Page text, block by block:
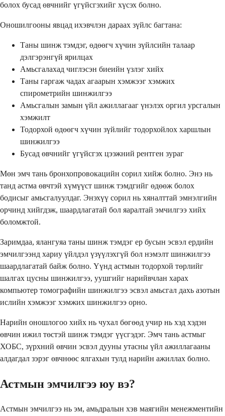
болох бусад өвчнийг үгүйсгэхийг хүсэх болно.
Оношилгооны явцад ихэвчлэн дараах зүйлс багтана:
Таны шинж тэмдэг, өдөөгч хүчин зүйлсийн талаар
дэлгэрэнгүй ярилцах
Амьсгалахад чиглэсэн биеийн үзлэг хийх
Таны гаргаж чадах агаарын хэмжээг хэмжих
спирометрийн шинжилгээ
Амьсгалын замын үйл ажиллагааг үнэлэх оргил урсгалын
хэмжилт
Тодорхой өдөөгч хүчин зүйлийг тодорхойлох харшлын
шинжилгээ
Бусад өвчнийг үгүйсгэх цээжний рентген зураг
Мөн эмч тань бронхопровокацийн сорил хийж болно. Энэ нь
танд астма өвчтэй хүмүүст шинж тэмдгийг өдөөж болох
бодисыг амьсгалуулдаг. Энэхүү сорил нь хяналттай эмнэлгийн
орчинд хийгдэж, шаардлагатай бол яаралтай эмчилгээ хийх
боломжтой.
Заримдаа, ялангуяа таны шинж тэмдэг ер бусын эсвэл ердийн
эмчилгээнд хариу үйлдэл үзүүлэхгүй бол нэмэлт шинжилгээ
шаардлагатай байж болно. Үүнд астмын тодорхой төрлийг
шалгах цусны шинжилгээ, уушгийг нарийвчлан харах
компьютер томографийн шинжилгээ эсвэл амьсгал дахь азотын
ислийн хэмжээг хэмжих шинжилгээ орно.
Нарийн оношлогоо хийх нь чухал бөгөөд учир нь хэд хэдэн
өвчин ижил төстэй шинж тэмдэг үүсгэдэг. Эмч тань астмыг
ХОБС, зүрхний өвчин эсвэл дууны утасны үйл ажиллагааны
алдагдал зэрэг өвчнөөс ялгахын тулд нарийн ажиллах болно.
Астмын эмчилгээ юу вэ?
Астмын эмчилгээ нь эм, амьдралын хэв маягийн менежментийн